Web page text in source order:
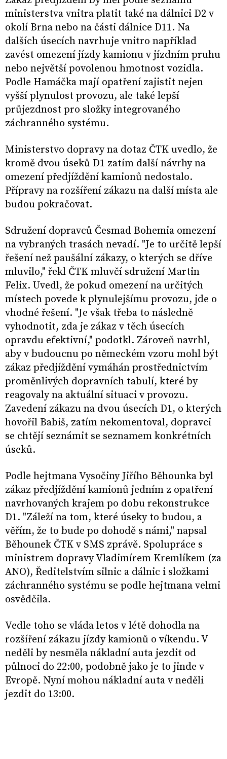
ministerstva vnitra platit také na dálnici D2 v
okolí Brna nebo na části dálnice D11. Na
dalších úsecích navrhuje vnitro například
zavést omezení jízdy kamionu v jízdním pruhu
nebo největší povolenou hmotnost vozidla.
Podle Hamáčka mají opatření zajistit nejen
vyšší plynulost provozu, ale také lepší
průjezdnost pro složky integrovaného
záchranného systému.
Ministerstvo dopravy na dotaz ČTK uvedlo, že
kromě dvou úseků D1 zatím další návrhy na
omezení předjíždění kamionů nedostalo.
Přípravy na rozšíření zákazu na další místa ale
budou pokračovat.
Sdružení dopravců Česmad Bohemia omezení
na vybraných trasách nevadí. "Je to určitě lepší
řešení než paušální zákazy, o kterých se dříve
mluvilo," řekl ČTK mluvčí sdružení Martin
Felix. Uvedl, že pokud omezení na určitých
místech povede k plynulejšímu provozu, jde o
vhodné řešení. "Je však třeba to následně
vyhodnotit, zda je zákaz v těch úsecích
opravdu efektivní," podotkl. Zároveň navrhl,
aby v budoucnu po německém vzoru mohl být
zákaz předjíždění vymáhán prostřednictvím
proměnlivých dopravních tabulí, které by
reagovaly na aktuální situaci v provozu.
Zavedení zákazu na dvou úsecích D1, o kterých
hovořil Babiš, zatím nekomentoval, dopravci
se chtějí seznámit se seznamem konkrétních
úseků.
Podle hejtmana Vysočiny Jiřího Běhounka byl
zákaz předjíždění kamionů jedním z opatření
navrhovaných krajem po dobu rekonstrukce
D1. "Záleží na tom, které úseky to budou, a
věřím, že to bude po dohodě s námi," napsal
Běhounek ČTK v SMS zprávě. Spolupráce s
ministrem dopravy Vladimírem Kremlíkem (za
ANO), Ředitelstvím silnic a dálnic i složkami
záchranného systému se podle hejtmana velmi
osvědčila.
Vedle toho se vláda letos v létě dohodla na
rozšíření zákazu jízdy kamionů o víkendu. V
neděli by nesměla nákladní auta jezdit od
půlnoci do 22:00, podobně jako je to jinde v
Evropě. Nyní mohou nákladní auta v neděli
jezdit do 13:00.